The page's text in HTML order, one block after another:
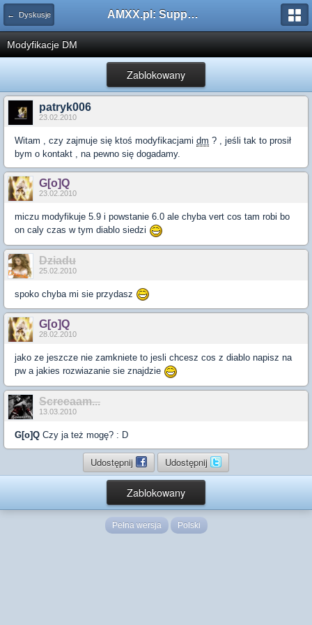
← Dyskusje AMXX.pl: Support AMX Mod X i SourceMod
Modyfikacje DM
Zablokowany
patryk006
23.02.2010
Witam , czy zajmuje się ktoś modyfikacjami dm ? , jeśli tak to prosił
bym o kontakt , na pewno się dogadamy.
G[o]Q
23.02.2010
miczu modyfikuje 5.9 i powstanie 6.0 ale chyba vert cos tam robi bo
on caly czas w tym diablo siedzi
Dziadu
25.02.2010
spoko chyba mi sie przydasz
G[o]Q
28.02.2010
jako ze jeszcze nie zamkniete to jesli chcesz cos z diablo napisz na
pw a jakies rozwiazanie sie znajdzie
Screeaam...
13.03.2010
G[o]Q Czy ja też mogę? : D
Udostępnij Udostępnij
Zablokowany
Pełna wersja Polski